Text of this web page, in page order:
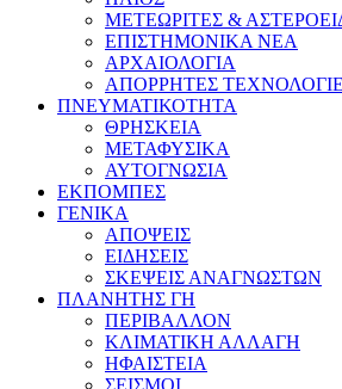
ΜΕΤΕΩΡΙΤΕΣ &
ΕΠΙΣΤΗΜΟΝΙΚΑ ΝΕΑ
ΑΡΧΑΙΟΛΟΓΙΑ
ΑΠΟΡΡΗΤΕΣ
ΠΝΕΥΜΑΤΙΚΟΤΗΤΑ
ΘΡΗΣΚΕΙΑ
ΜΕΤΑΦΥΣΙΚΑ
ΑΥΤΟΓΝΩΣΙΑ
ΕΚΠΟΜΠΕΣ
ΓΕΝΙΚΑ
ΑΠΟΨΕΙΣ
ΕΙΔΗΣΕΙΣ
ΣΚΕΨΕΙΣ ΑΝΑΓΝΩΣΤΩΝ
ΠΛΑΝΗΤΗΣ ΓΗ
ΠΕΡΙΒΑΛΛΟΝ
ΚΛΙΜΑΤΙΚΗ ΑΛΛΑΓΗ
ΗΦΑΙΣΤΕΙΑ
ΣΕΙΣΜΟΙ